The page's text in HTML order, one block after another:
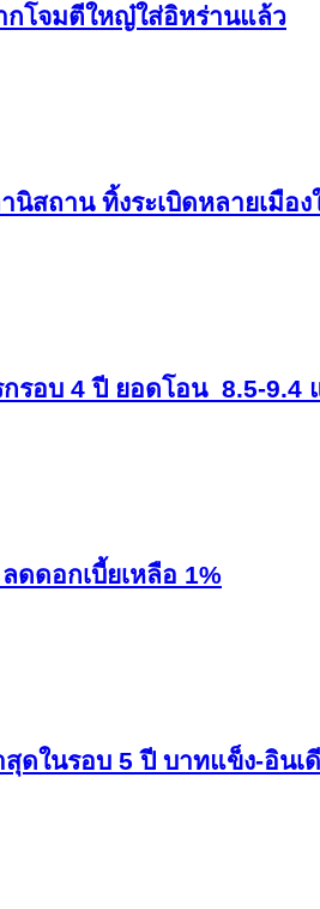
กโจมตีใหญ๋ใส่อิหร่านแล้ว
สถาน ทิ้งระเบิดหลายเมือ
รอบ 4 ปี ยอดโอน 8.5-9.4
ดดอกเบี้ยเหลือ 1%
ดในรอบ 5 ปี บาทแข็ง-อินเ